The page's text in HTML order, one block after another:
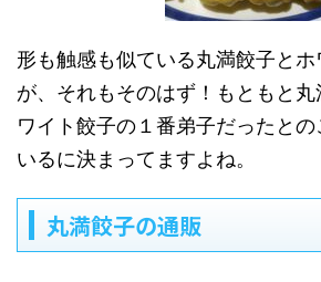
形も触感も似ている丸満餃子と
が、それもそのはず！もともと
ワイト餃子の１番弟子だったと
いるに決まってますよね。
丸満餃子の通販